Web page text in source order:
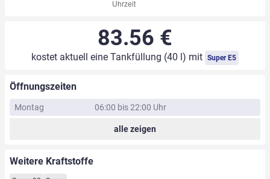
83.56 €
kostet aktuell eine Tankfüllung (40 l) mit Super E5
Öffnungszeiten
Montag 06:00 bis 22:00 Uhr
alle zeigen
Weitere Kraftstoffe